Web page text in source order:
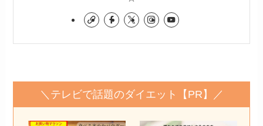
＼テレビで話題のダイエット【PR】／